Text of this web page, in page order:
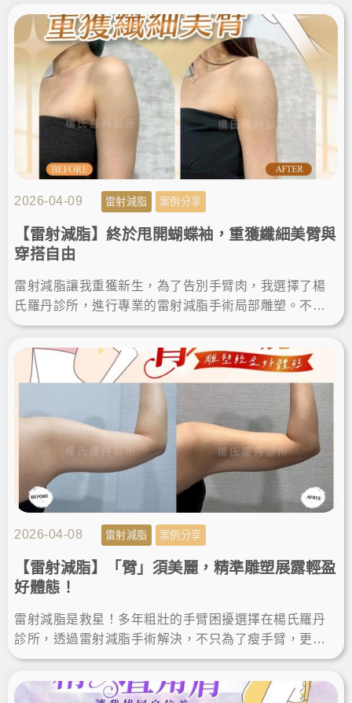
瘦手臂的人參考。
2026-04-09 雷射減脂 案例分享
【雷射減脂】終於甩開蝴蝶袖，重獲纖細美臂與
穿搭自由
雷射減脂讓我重獲新生，為了告別手臂肉，我選擇了楊
氏羅丹診所，進行專業的雷射減脂手術局部雕塑。不僅
成功瘦手臂，術後的減脂成果也讓我滿意，終於能自信
穿上無袖上衣！
2026-04-08 雷射減脂 案例分享
【雷射減脂】「臂」須美麗，精準雕塑展露輕盈
好體態！
雷射減脂是救星！多年粗壯的手臂困擾選擇在楊氏羅丹
診所，透過雷射減脂手術解決，不只為了瘦手臂，更是
追求完美體態的精準雕塑。讓我徹底找回自信，輕鬆駕
馭無袖上衣！